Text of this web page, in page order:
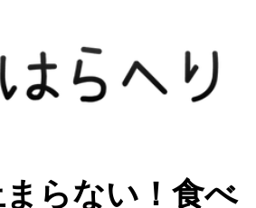
らない！食べ